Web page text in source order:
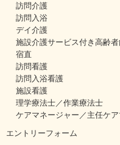
訪問介護
訪問入浴
デイ介護
施設介護サービス付き高齢
宿直
訪問看護
訪問入浴看護
施設看護
理学療法士／作業療法士
ケアマネージャー／主任ケ
エントリーフォーム